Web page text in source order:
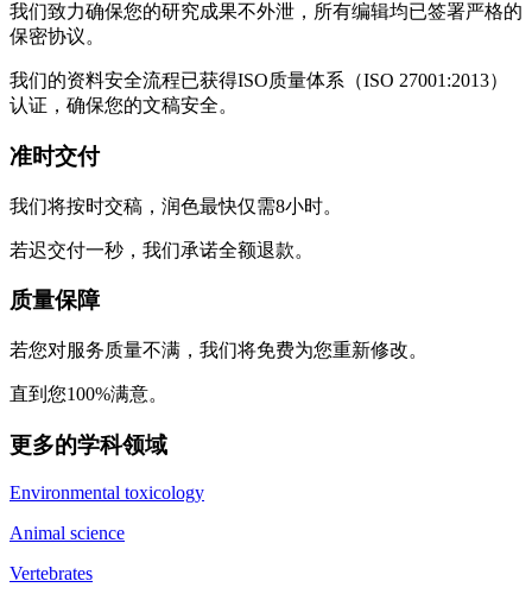
我们致力确保您的研究成果不外泄，所有编辑均已签署严格的
保密协议。
我们的资料安全流程已获得ISO质量体系（ISO 27001:2013）
认证，确保您的文稿安全。
准时交付
我们将按时交稿，润色最快仅需8小时。
若迟交付一秒，我们承诺全额退款。
质量保障
若您对服务质量不满，我们将免费为您重新修改。
直到您100%满意。
更多的学科领域
Environmental toxicology
Animal science
Vertebrates